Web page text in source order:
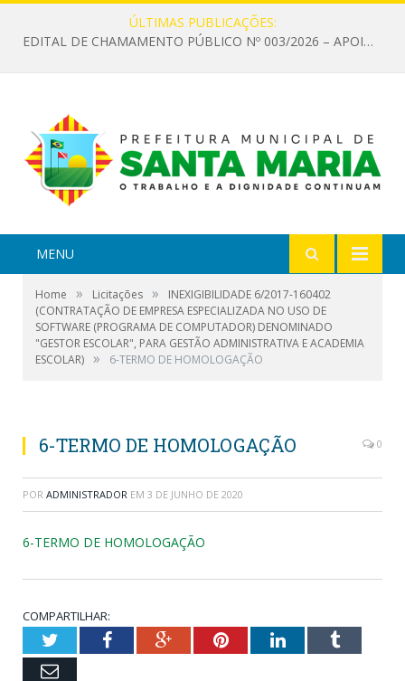
ÚLTIMAS PUBLICAÇÕES:
EDITAL DE CHAMAMENTO PÚBLICO Nº 003/2026 – APOIO À INFRAESTRUTURA CULTURAL
MENU
Home » Licitações »
INEXIGIBILIDADE 6/2017-160402
(CONTRATAÇÃO DE EMPRESA ESPECIALIZADA NO USO DE
SOFTWARE (PROGRAMA DE COMPUTADOR) DENOMINADO
"GESTOR ESCOLAR", PARA GESTÃO ADMINISTRATIVA E ACADEMIA
ESCOLAR) » 6-TERMO DE HOMOLOGAÇÃO
6-TERMO DE HOMOLOGAÇÃO 0
POR ADMINISTRADOR EM 3 DE JUNHO DE 2020
6-TERMO DE HOMOLOGAÇÃO
COMPARTILHAR:
TwitterFacebookGoogle+PinterestLinkedInTumblr
Email